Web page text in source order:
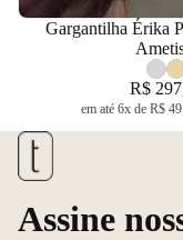
Lançamento
Gargantilha Érika
R$
em até 6x de R$
Assine